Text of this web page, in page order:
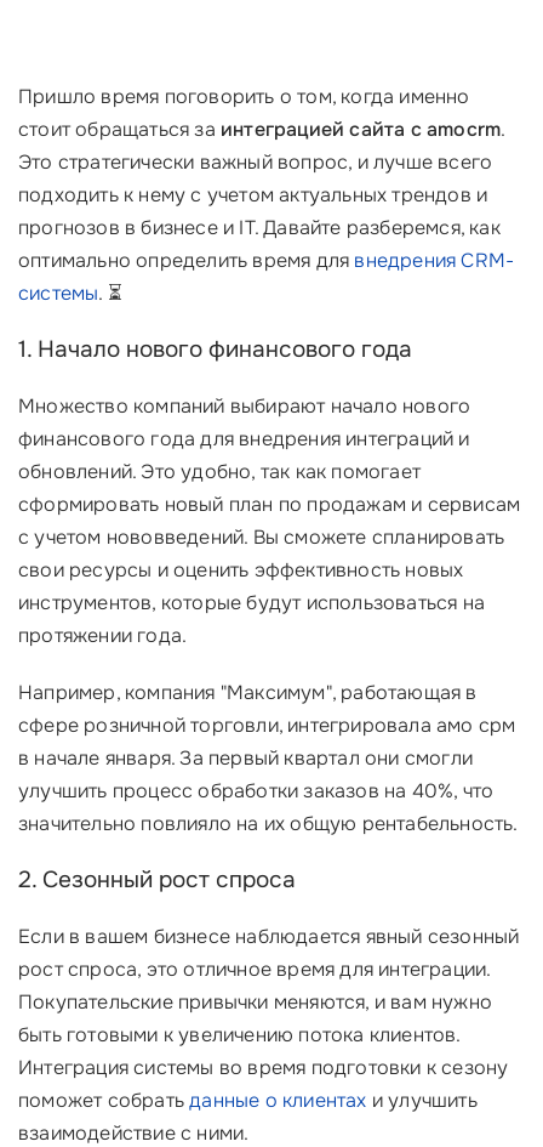
Пришло время поговорить о том, когда именно
стоит обращаться за интеграцией сайта с amocrm.
Это стратегически важный вопрос, и лучше всего
подходить к нему с учетом актуальных трендов и
прогнозов в бизнесе и IT. Давайте разберемся, как
оптимально определить время для внедрения CRM-
системы. ⏳
1. Начало нового финансового года
Множество компаний выбирают начало нового
финансового года для внедрения интеграций и
обновлений. Это удобно, так как помогает
сформировать новый план по продажам и сервисам
с учетом нововведений. Вы сможете спланировать
свои ресурсы и оценить эффективность новых
инструментов, которые будут использоваться на
протяжении года.
Например, компания "Максимум", работающая в
сфере розничной торговли, интегрировала амо срм
в начале января. За первый квартал они смогли
улучшить процесс обработки заказов на 40%, что
значительно повлияло на их общую рентабельность.
2. Сезонный рост спроса
Если в вашем бизнесе наблюдается явный сезонный
рост спроса, это отличное время для интеграции.
Покупательские привычки меняются, и вам нужно
быть готовыми к увеличению потока клиентов.
Интеграция системы во время подготовки к сезону
поможет собратьданные о клиентах и улучшить
взаимодействие с ними.